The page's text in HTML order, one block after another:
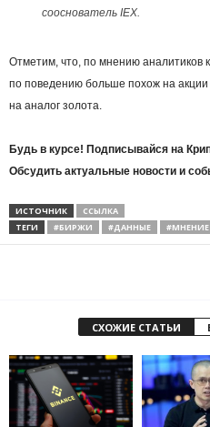
сооснователь IEX.
Отметим, что, по мнению аналитиков
по поведению больше похож на акции
на аналог золота.
Будь в курсе! Подписывайся на
Обсудить актуальные новости и
ИСТОЧНИК
ССЫЛКА
ТЕГИ
#БИРЖИ #ДАННЫЕ #МНЕНИЕ
СХОЖИЕ СТАТЬИ